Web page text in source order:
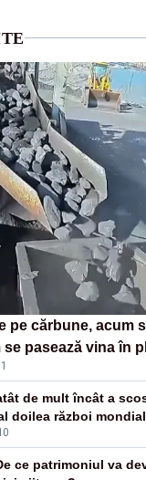
pe cărbune, acum
se pasează vina în
de mult încât a
doilea război mondial
ce patrimoniul va